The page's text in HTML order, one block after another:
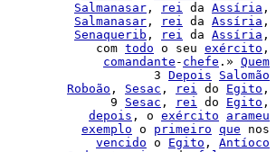
Salmanasar , rei da Assíria ,
Salmanasar , rei da Assíria ,
Senaquerib , rei da Assíria ,
|             com todo o seu exército ,
comandante - chefe .» Quem
|                     3 Depois Salomão
Roboão , Sesac , rei do Egito ,
|               9 Sesac , rei do Egito ,
depois , o exército arameu
exemplo o primeiro que nos
vencido o Egito , Antíoco